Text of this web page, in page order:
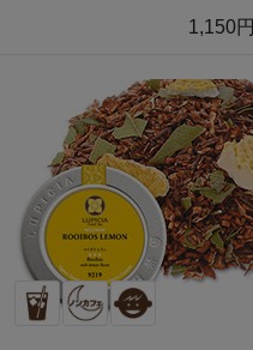
1,150円